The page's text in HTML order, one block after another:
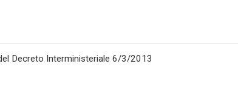
Decreto Interministeriale 6/3/2013